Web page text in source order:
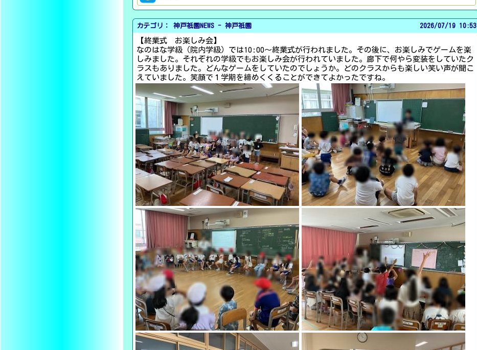
カテゴリ： 神戸祇園NEWS - 神戸祇園 2026/07/19 10:53
【終業式 お楽しみ会】
なのはな学級（院内学級）では10:00～終業式が行われました。その後に、お楽しみでゲームを楽
しみました。それぞれの学級でもお楽しみ会が行われていました。廊下で何やら変装をしていたク
ラスもありました。どんなゲームをしていたのでしょうか。どのクラスからも楽しい笑い声が聞こ
えていました。笑顔で１学期を締めくくることができてよかったですね。